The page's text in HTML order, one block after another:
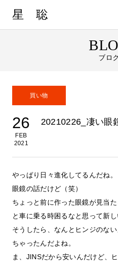
星 聡
ブロ
買い物
26
FEB
2021
20210226_凄い眼
やっぱり日々進化してるんだね。
眼鏡の話だけど（笑）
ちょっと前に作った眼鏡が見当
と車に乗る時困るなと思って新し
そうしたら、なんとヒンジのな
ちゃったんだよね。
ま、JINSだから安いんだけど、